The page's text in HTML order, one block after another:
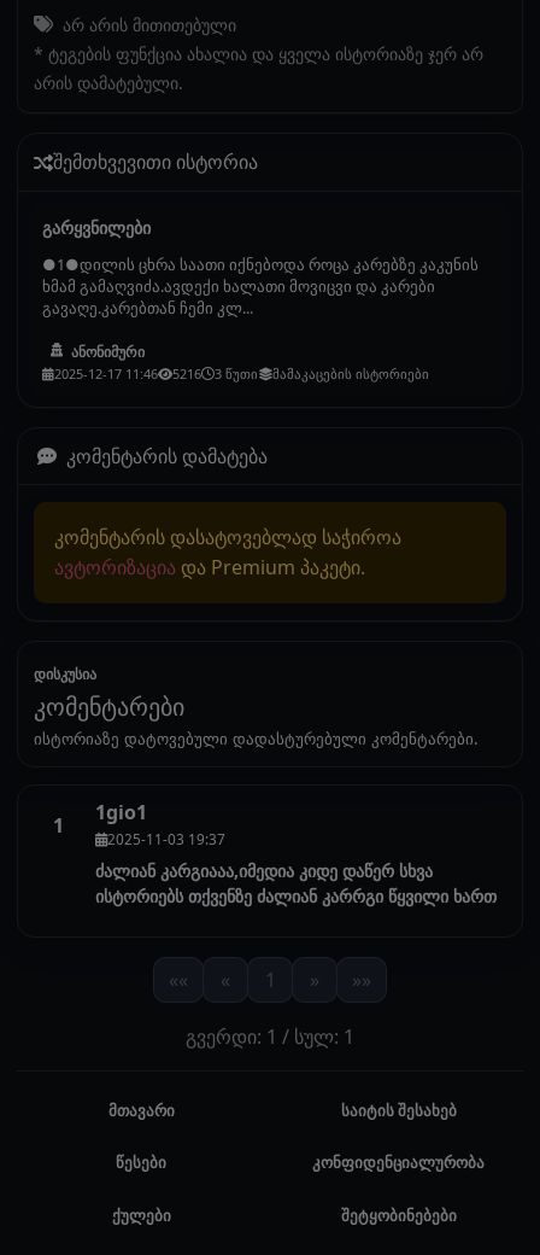
არ არის მითითებული
* ტეგების ფუნქცია ახალია და ყველა ისტორიაზე ჯერ არ
არის დამატებული.
შემთხვევითი ისტორია
გარყვნილები
●1●დილის ცხრა საათი იქნებოდა როცა კარებზე კაკუნის
ხმამ გამაღვიძა.ავდექი ხალათი მოვიცვი და კარები
გავაღე.კარებთან ჩემი კლ...
ანონიმური
2025-12-17 11:46 5216 3 წუთი მამაკაცების ისტორიები
კომენტარის დამატება
კომენტარის დასატოვებლად საჭიროა
ავტორიზაცია და Premium პაკეტი.
დისკუსია
კომენტარები
ისტორიაზე დატოვებული დადასტურებული კომენტარები.
1 1gio1
2025-11-03 19:37
ძალიან კარგიააა,იმედია კიდე დაწერ სხვა
ისტორიებს თქვენზე ძალიან კარრგი წყვილი ხართ
«« « 1 » »»
გვერდი: 1 / სულ: 1
მთავარი საიტის შესახებ
წესები კონფიდენციალურობა
ქულები შეტყობინებები